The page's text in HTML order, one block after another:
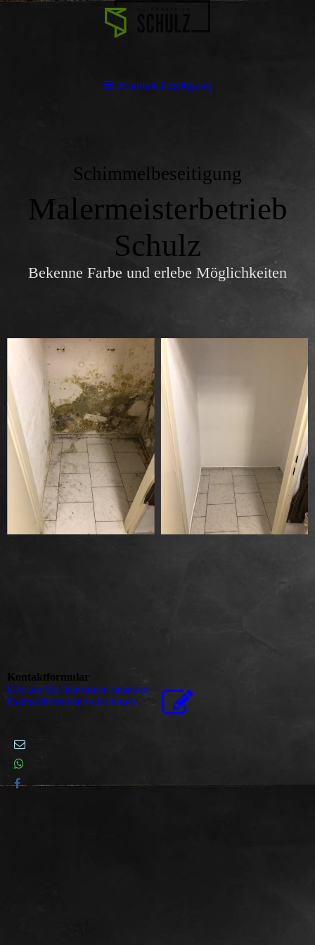
Schimmelbeseitigung
Malermeisterbetrieb
Schulz
Bekenne Farbe und erlebe Möglichkeiten
Kontaktformular
Klicken Sie hier um zu unserem
Kon­takt­for­mu­lar zu kommen
Schimmelbeseitigung